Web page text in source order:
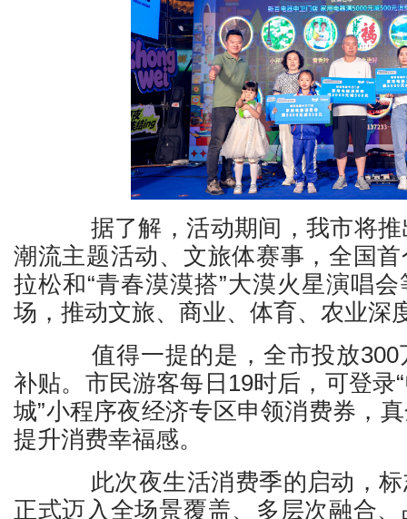
据了解，活动期间，我市将推
潮流主题活动、文旅体赛事，全国
拉松和“青春漠漠搭”大漠火星演唱
场，推动文旅、商业、体育、农业深
值得一提的是，全市投放300
补贴。市民游客每日19时后，可登录
城”小程序夜经济专区申领消费券，
提升消费幸福感。
此次夜生活消费季的启动，标
正式迈入全场景覆盖、多层次融合